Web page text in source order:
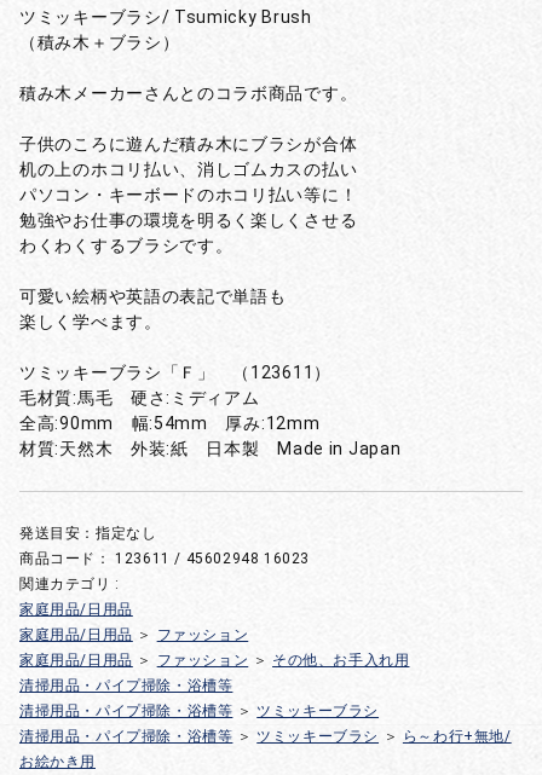
ツミッキーブラシ/ Tsumicky Brush
（積み木＋ブラシ）
積み木メーカーさんとのコラボ商品です。
子供のころに遊んだ積み木にブラシが合体
机の上のホコリ払い、消しゴムカスの払い
パソコン・キーボードのホコリ払い等に！
勉強やお仕事の環境を明るく楽しくさせる
わくわくするブラシです。
可愛い絵柄や英語の表記で単語も
楽しく学べます。
ツミッキーブラシ「Ｆ」 （123611）
毛材質:馬毛 硬さ:ミディアム
全高:90mm 幅:54mm 厚み:12mm
材質:天然木 外装:紙 日本製 Made in Japan
発送目安：指定なし
商品コード：123611 / 45602948 16023
関連カテゴリ :
家庭用品/日用品
家庭用品/日用品 ＞
ファッション
家庭用品/日用品 ＞ ファッション ＞ その他、お手入れ用
清掃用品・パイプ掃除・浴槽等
清掃用品・パイプ掃除・浴槽等 ＞ ツミッキーブラシ
清掃用品・パイプ掃除・浴槽等 ＞ ツミッキーブラシ ＞
ら～わ行+無地/
お絵かき用